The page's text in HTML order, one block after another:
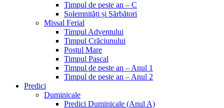
Timpul de peste an – C
Solemnități și Sărbători
Missal Ferial
Timpul Adventului
Timpul Crăciunului
Postul Mare
Timpul Pascal
Timpul de peste an – Anul 1
Timpul de peste an – Anul 2
Predici
Duminicale
Predici Duminicale (Anul A)